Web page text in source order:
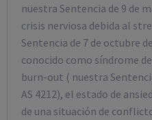
nuestra Sentencia de 9 de
crisis nerviosa debida al
Sentencia de 7 de octubre
conocido como síndrome
burn-out ( nuestra
AS 4212), el estado de
de una situación de